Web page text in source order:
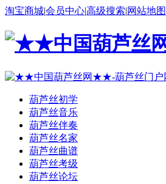
淘宝商城|会员中心|高级搜索|网站地图
葫芦丝初学
葫芦丝音乐
葫芦丝伴奏
葫芦丝名家
葫芦丝曲谱
葫芦丝考级
葫芦丝论坛